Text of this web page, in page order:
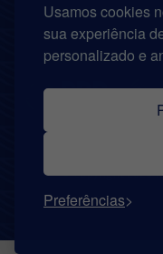
Usamos cookies
sua experiência
personalizado e
Preferências
© Copyright 2026 |